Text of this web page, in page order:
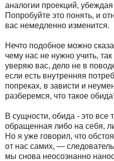
аналогии проекций,
Попробуйте это понять, и
вас немедленно изменится.
Нечто подобное можно
чему нас не нужно учить,
уверяю вас, дело не в
если есть внутренняя
попреках, в зависти и
разберемся, что такое
В сущности, обида - это все
обращенная либо на себя,
Но я уже говорил, что
от нас самих, —
мы снова неосознанно